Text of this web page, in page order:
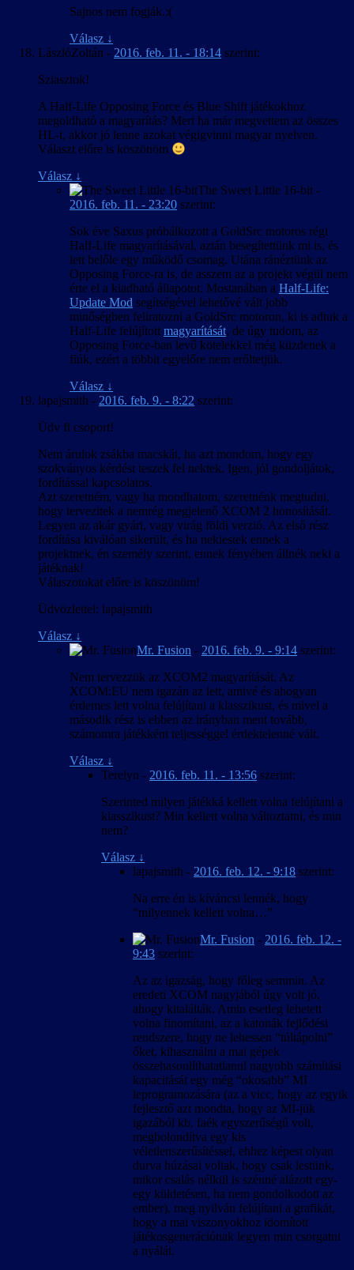
Sajnos nem fogják.:(
Válasz ↓
LászlóZoltán - 2016. feb. 11. - 18:14 szerint:
Sziasztok!
A Half-Life Opposing Force és Blue Shift játékokhoz
megoldható a magyarítás? Mert ha már megvettem az összes
HL-t, akkor jó lenne azokat végigvinni magyar nyelven.
Választ előre is köszönöm
Válasz ↓
The Sweet Little 16-bit -
2016. feb. 11. - 23:20 szerint:
Sok éve Saxus próbálkozott a GoldSrc motoros régi
Half-Life magyarításával, aztán besegítettünk mi is, és
lett belőle egy működő csomag. Utána ránéztünk az
Opposing Force-ra is, de asszem az a projekt végül nem
érte el a kiadható állapotot. Mostanában a Half-Life:
Update Mod segítségével lehetővé vált jobb
minőségben feliratozni a GoldSrc motoron, ki is adtuk a
Half-Life felújított magyarítását, de úgy tudom, az
Opposing Force-ban levő kötelekkel még küzdenek a
fiúk, ezért a többit egyelőre nem erőltetjük.
Válasz ↓
lapajsmith - 2016. feb. 9. - 8:22 szerint:
Üdv fi csoport!
Nem árulok zsákba macskát, ha azt mondom, hogy egy
szokványos kérdést teszek fel nektek. Igen, jól gondoljátok,
fordítással kapcsolatos.
Azt szeretném, vagy ha mondhatom, szeretnénk megtudni,
hogy tervezitek a nemrég megjelenő XCOM 2 honosítását.
Legyen az akár gyári, vagy virág földi verzió. Az első rész
fordítása kiválóan sikerült, és ha nekiestek ennek a
projektnek, én személy szerint, ennek fényében állnék neki a
játéknak!
Válaszotokat előre is köszönöm!
Üdvözlettel: lapajsmith
Válasz ↓
Mr. Fusion - 2016. feb. 9. - 9:14 szerint:
Nem tervezzük az XCOM2 magyarítását. Az
XCOM:EU nem igazán az lett, amivé és ahogyan
érdemes lett volna felújítani a klasszikust, és mivel a
második rész is ebben az irányban ment tovább,
számomra játékként teljességgel érdektelenné vált.
Válasz ↓
Terelyn - 2016. feb. 11. - 13:56 szerint:
Szerinted milyen játékká kellett volna felújítani a
klasszikust? Min kellett volna változtatni, és min
nem?
Válasz ↓
lapajsmith - 2016. feb. 12. - 9:18 szerint:
Na erre én is kíváncsi lennék, hogy
“milyennek kellett volna…”
Mr. Fusion - 2016. feb. 12. -
9:43 szerint:
Az az igazság, hogy főleg semmin. Az
eredeti XCOM nagyjából úgy volt jó,
ahogy kitalálták. Amin esetleg lehetett
volna finomítani, az a katonák fejlődési
rendszere, hogy ne lehessen “túltápolni”
őket, kihasználni a mai gépek
összehasonlíthatatlanul nagyobb számítási
kapacitását egy még “okosabb” MI
leprogramozására (az a vicc, hogy az egyik
fejlesztő azt mondta, hogy az MI-jük
igazából kb. faék egyszerűségű volt,
megbolondítva egy kis
véletlenszerűsítéssel, ehhez képest olyan
durva húzásai voltak, hogy csak lestünk,
mikor csalás nélkül is szénné alázott egy-
egy küldetésen, ha nem gondolkodott az
ember), meg nyilván felújítani a grafikát,
hogy a mai viszonyokhoz idomított
játékosgenerációnak legyen min csorgatni
a nyálát.